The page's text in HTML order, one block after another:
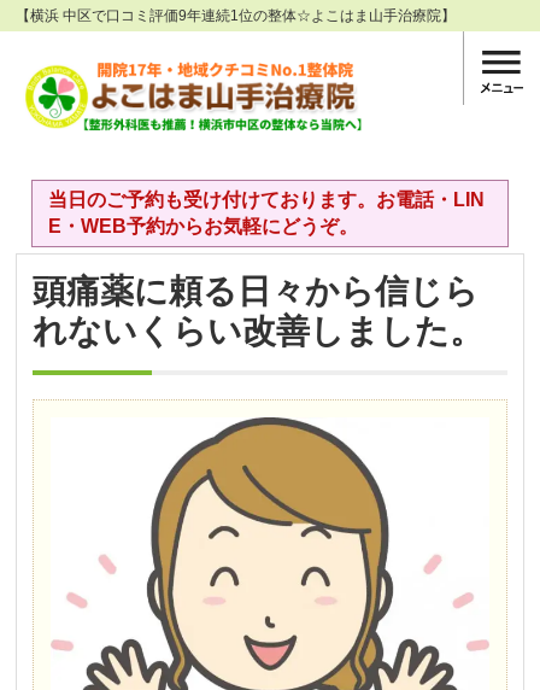
【横浜 中区で口コミ評価9年連続1位の整体☆よこはま山手治療院】
当日のご予約も受け付けております。お電話・LIN
E・WEB予約からお気軽にどうぞ。
頭痛薬に頼る日々から信じら
れないくらい改善しました。